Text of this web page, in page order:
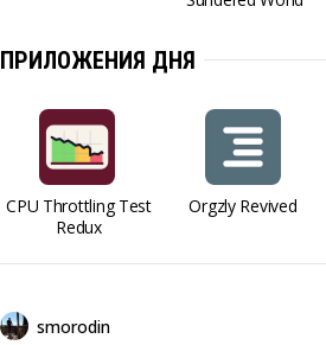
ПРИЛОЖЕНИЯ ДНЯ
CPU Throttling Test
Redux
Orgzly Revived
smorodin